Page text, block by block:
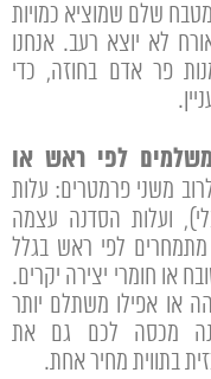
שלם שמוציא כמויות
לא יוצא רעב. אנחנו
פר אדם בחוזה, כדי
לפי ראש או
משני פרמטרים: עלות
ועלות הסדנה עצמה
לפי ראש בגלל
או חומרי יצירה יקרים.
או אפילו משתלם יותר
מכסה לכם גם את
בתווית מחיר אחת.